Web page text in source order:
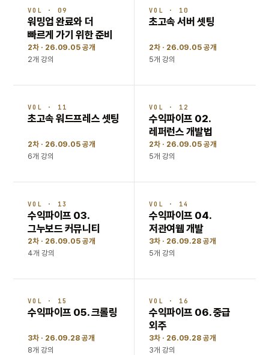
VOL · 09
워밍업 완료와 더
빠르게 가기 위한 준비
2차 · 26.09.05 공개
2개 강의
VOL · 10
초고속 서버 셋팅
2차 · 26.09.05 공개
5개 강의
VOL · 11
초고속 워드프레스 셋팅
2차 · 26.09.05 공개
6개 강의
VOL · 12
수익파이프 02.
레퍼런스 개발법
2차 · 26.09.05 공개
5개 강의
VOL · 13
수익파이프 03.
그누보드 커뮤니티
2차 · 26.09.05 공개
4개 강의
VOL · 14
수익파이프 04.
저관여웹 개발
3차 · 26.09.28 공개
5개 강의
VOL · 15
수익파이프 05. 크롤링
3차 · 26.09.28 공개
8개 강의
VOL · 16
수익파이프 06. 중급
외주
3차 · 26.09.28 공개
3개 강의